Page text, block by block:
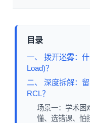
目录
一、 拨开迷雾：
Load)？
二、 深度拆解：
RCL？
场景一：学术
懂、选错课、怕